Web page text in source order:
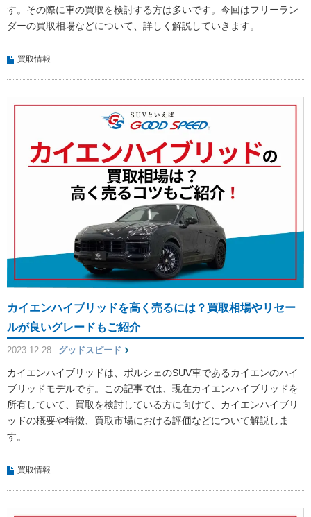
す。その際に車の買取を検討する方は多いです。今回はフリーラン
ダーの買取相場などについて、詳しく解説していきます。
買取情報
カイエンハイブリッドを高く売るには？買取相場やリセー
ルが良いグレードもご紹介
2023.12.28 グッドスピード
カイエンハイブリッドは、ポルシェのSUV車であるカイエンのハイ
ブリッドモデルです。この記事では、現在カイエンハイブリッドを
所有していて、買取を検討している方に向けて、カイエンハイブリ
ッドの概要や特徴、買取市場における評価などについて解説しま
す。
買取情報